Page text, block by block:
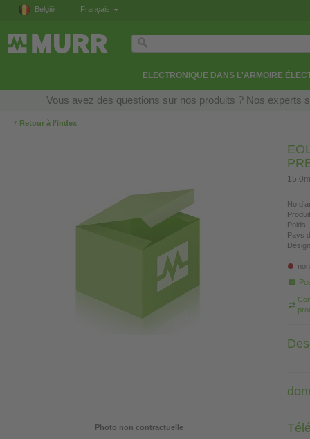
België Français
ELECTRONIQUE DANS L'ARMOIRE
Vous avez des questions sur nos produits ? Nos experts
‹ Retour à l’index
Photo non contractuelle
Poids:
Pays